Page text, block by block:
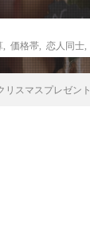
価格帯 恋人同士
リスマスプレゼント